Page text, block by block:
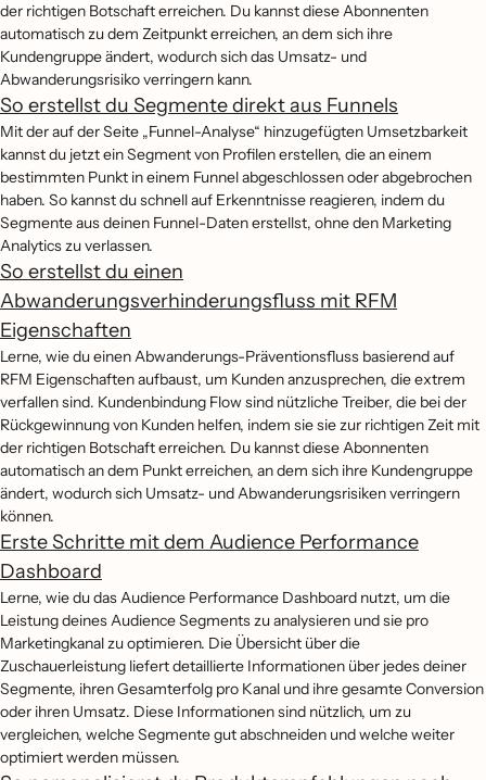
der richtigen Botschaft erreichen. Du kannst diese Abonnenten
automatisch zu dem Zeitpunkt erreichen, an dem sich ihre
Kundengruppe ändert, wodurch sich das Umsatz- und
Abwanderungsrisiko verringern kann.
So erstellst du Segmente direkt aus Funnels
Mit der auf der Seite „Funnel-Analyse“ hinzugefügten Umsetzbarkeit
kannst du jetzt ein Segment von Profilen erstellen, die an einem
bestimmten Punkt in einem Funnel abgeschlossen oder abgebrochen
haben. So kannst du schnell auf Erkenntnisse reagieren, indem du
Segmente aus deinen Funnel-Daten erstellst, ohne den Marketing
Analytics zu verlassen.
So erstellst du einen
Abwanderungsverhinderungsfluss mit RFM
Eigenschaften
Lerne, wie du einen Abwanderungs-Präventionsfluss basierend auf
RFM Eigenschaften aufbaust, um Kunden anzusprechen, die extrem
verfallen sind. Kundenbindung Flow sind nützliche Treiber, die bei der
Rückgewinnung von Kunden helfen, indem sie sie zur richtigen Zeit mit
der richtigen Botschaft erreichen. Du kannst diese Abonnenten
automatisch an dem Punkt erreichen, an dem sich ihre Kundengruppe
ändert, wodurch sich Umsatz- und Abwanderungsrisiken verringern
können.
Erste Schritte mit dem Audience Performance
Dashboard
Lerne, wie du das Audience Performance Dashboard nutzt, um die
Leistung deines Audience Segments zu analysieren und sie pro
Marketingkanal zu optimieren. Die Übersicht über die
Zuschauerleistung liefert detaillierte Informationen über jedes deiner
Segmente, ihren Gesamterfolg pro Kanal und ihre gesamte Conversion
oder ihren Umsatz. Diese Informationen sind nützlich, um zu
vergleichen, welche Segmente gut abschneiden und welche weiter
optimiert werden müssen.